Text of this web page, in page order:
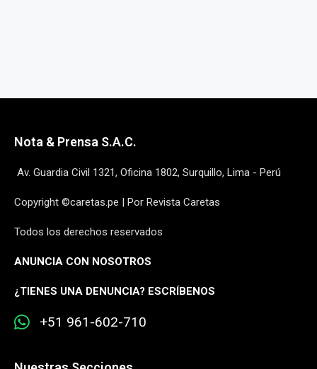
Nota & Prensa S.A.C.
Av. Guardia Civil 1321, Oficina 1802, Surquillo, Lima - Perú
Copyright ©caretas.pe | Por Revista Caretas
Todos los derechos reservados
ANUNCIA CON NOSOTROS
¿TIENES UNA DENUNCIA? ESCRÍBENOS
+51 961-602-710